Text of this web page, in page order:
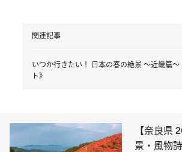
関連記事
いつか行きたい！ 日本の春の絶景 ～近畿篇～
ト》
【奈良県
景・風物